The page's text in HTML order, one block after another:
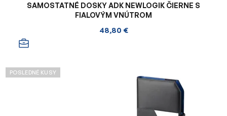
SAMOSTATNÉ DOSKY ADK NEWLOGIK ČIERNE S
FIALOVÝM VNÚTROM
48,80 €
POSLEDNÉ KUSY